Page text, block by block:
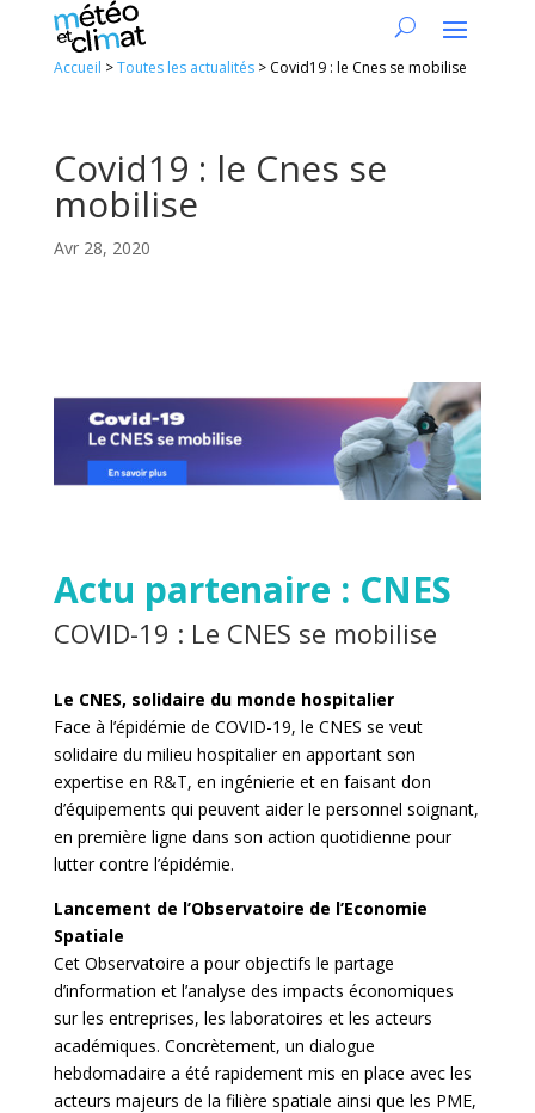
Accueil >Toutes les actualités> Covid19 : le Cnes se mobilise
Covid19 : le Cnes se
mobilise
Avr 28, 2020
Actu partenaire : CNES
COVID-19 : Le CNES se mobilise
Le CNES, solidaire du monde hospitalier
Face à l’épidémie de COVID-19, le CNES se veut
solidaire du milieu hospitalier en apportant son
expertise en R&T, en ingénierie et en faisant don
d’équipements qui peuvent aider le personnel soignant,
en première ligne dans son action quotidienne pour
lutter contre l’épidémie.
Lancement de l’Observatoire de l’Economie
Spatiale
Cet Observatoire a pour objectifs le partage
d’information et l’analyse des impacts économiques
sur les entreprises, les laboratoires et les acteurs
académiques. Concrètement, un dialogue
hebdomadaire a été rapidement mis en place avec les
acteurs majeurs de la filière spatiale ainsi que les PME,